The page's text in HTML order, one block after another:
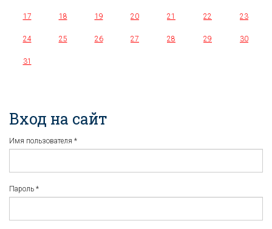
17 18 19 20 21 22 23
24 25 26 27 28 29 30
31
Вход на сайт
Имя пользователя *
Пароль *